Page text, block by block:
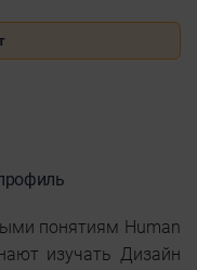
понятиям Human
изучать Дизайн